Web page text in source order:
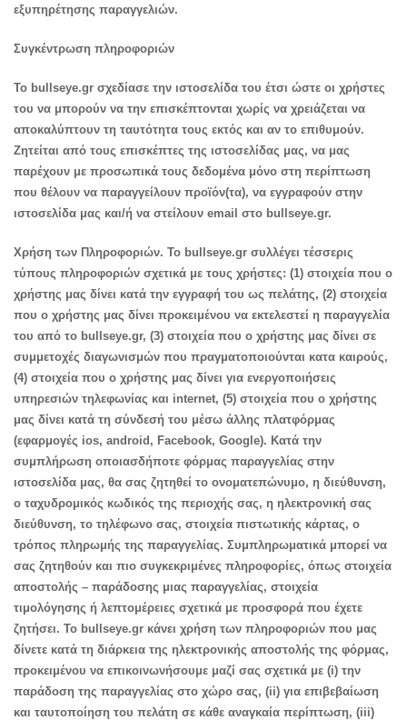
εξυπηρέτησης παραγγελιών.
Συγκέντρωση πληροφοριών
Το bullseye.gr σχεδίασε την ιστοσελίδα του έτσι ώστε οι χρήστες
του να μπορούν να την επισκέπτονται χωρίς να χρειάζεται να
αποκαλύπτουν τη ταυτότητα τους εκτός και αν το επιθυμούν.
Ζητείται από τους επισκέπτες της ιστοσελίδας μας, να μας
παρέχουν με προσωπικά τους δεδομένα μόνο στη περίπτωση
που θέλουν να παραγγείλουν προϊόν(τα), να εγγραφούν στην
ιστοσελίδα μας και/ή να στείλουν email στο bullseye.gr.
Χρήση των Πληροφοριών. Το bullseye.gr συλλέγει τέσσερις
τύπους πληροφοριών σχετικά με τους χρήστες: (1) στοιχεία που ο
χρήστης μας δίνει κατά την εγγραφή του ως πελάτης, (2) στοιχεία
που ο χρήστης μας δίνει προκειμένου να εκτελεστεί η παραγγελία
του από το bullseye.gr, (3) στοιχεία που ο χρήστης μας δίνει σε
συμμετοχές διαγωνισμών που πραγματοποιούνται κατα καιρούς,
(4) στοιχεία που ο χρήστης μας δίνει για ενεργοποιήσεις
υπηρεσιών τηλεφωνίας και internet, (5) στοιχεία που ο χρήστης
μας δίνει κατά τη σύνδεσή του μέσω άλλης πλατφόρμας
(εφαρμογές ios, android, Facebook, Google). Κατά την
συμπλήρωση οποιασδήποτε φόρμας παραγγελίας στην
ιστοσελίδα μας, θα σας ζητηθεί το ονοματεπώνυμο, η διεύθυνση,
ο ταχυδρομικός κωδικός της περιοχής σας, η ηλεκτρονική σας
διεύθυνση, το τηλέφωνο σας, στοιχεία πιστωτικής κάρτας, ο
τρόπος πληρωμής της παραγγελίας. Συμπληρωματικά μπορεί να
σας ζητηθούν και πιο συγκεκριμένες πληροφορίες, όπως στοιχεία
αποστολής – παράδοσης μιας παραγγελίας, στοιχεία
τιμολόγησης ή λεπτομέρειες σχετικά με προσφορά που έχετε
ζητήσει. Το bullseye.gr κάνει χρήση των πληροφοριών που μας
δίνετε κατά τη διάρκεια της ηλεκτρονικής αποστολής της φόρμας,
προκειμένου να επικοινωνήσουμε μαζί σας σχετικά με (i) την
παράδοση της παραγγελίας στο χώρο σας, (ii) για επιβεβαίωση
και ταυτοποίηση του πελάτη σε κάθε αναγκαία περίπτωση, (iii)